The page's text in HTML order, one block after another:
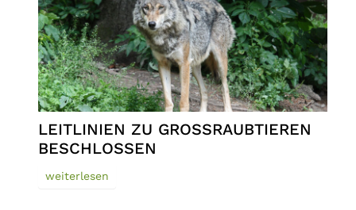
LEITLINIEN ZU GROSSRAUBTIEREN B
ESCHLOSSEN
weiterlesen